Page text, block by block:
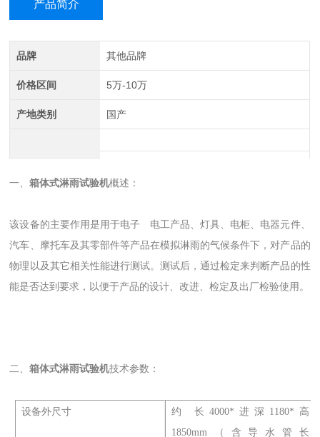
产品简介
品牌 其他品牌
价格区间 5万-10万
产地类别 国产
一、箱体式淋雨试验机概述：
该设备的主要作用是用于电子 电工产品、灯具、电柜、电器元件、
汽车、摩托车及其零部件等产品在模拟淋雨的气候条件下，对产品的
物理以及其它相关性能进行测试。测试后，通过检定来判断产品的性
能是否达到要求，以便于产品的设计、改进、检定及出厂检验使用。
二、箱体式淋雨试验机技术参数：
设备外尺寸
约 长4000*进深1180*高
1850mm（含导水管长